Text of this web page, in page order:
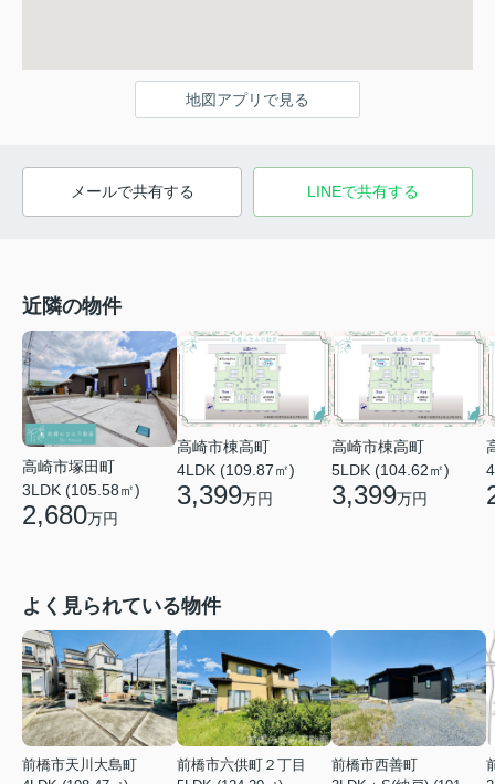
地図アプリで見る
メールで共有する LINEで共有する
近隣の物件
高崎市塚田町
3LDK (105.58㎡)
2,680万円
高崎市棟高町
4LDK (109.87㎡)
3,399万円
高崎市棟高町
5LDK (104.62㎡)
3,399万円
よく見られている物件
前橋市天川大島町
前橋市六供町２丁目
前橋市西善町